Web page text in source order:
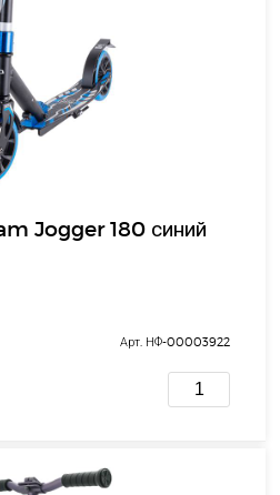
Jogger 180 синий
Арт. НФ-00003922